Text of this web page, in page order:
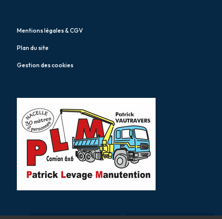
Mentions légales & CGV
Plan du site
Gestion des cookies